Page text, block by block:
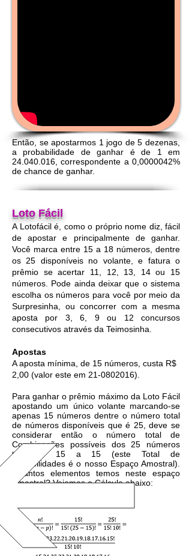
Então, se apostarmos 1 jogo de 5 dezenas,
a probabilidade de ganhar é de 1 em
24.040.016 , correspondente a 0, 0000042%
de chance de ganhar.
Loto Fácil
A Lotofácil é, como o próprio nome diz, fácil
de apostar e principalmente de ganhar.
Você marca entre 15 a 18 números, dentre
os 25 disponíveis no volante, e fatura o
prêmio se acertar 11, 12, 13, 14 ou 15
números. Pode ainda deixar que o sistema
escolha os números para você por meio da
Surpresinha, ou concorrer com a mesma
aposta por 3, 6, 9 ou 12 concursos
consecutivos através da Teimosinha.
Apostas
A aposta mínima, de 15 números, custa R$
2,00 (valor este em 21-0802016)
Para ganhar o prêmio máximo da Loto Fácil
apostando um único volante marcando-se
apenas 15 números dentre o número total
de números disponíveis que é 25, deve se
considerar então o número total de
Combinações possíveis dos 25 números
tomados 15 a 15 (este Total de
possibilidades é o nosso Espaço Amostral).
Quantos elementos temos neste espaço
Amostral? Vejamos o Cálculo abaixo: